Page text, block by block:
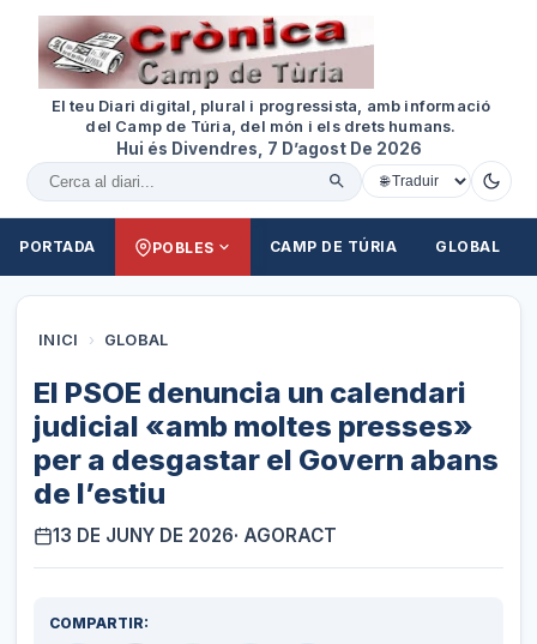
El teu Diari digital, plural i progressista, amb informació
del Camp de Túria, del món i els drets humans.
Hui és Divendres, 7 D’agost De 2026
Cercar al diari
PORTADA POBLES CAMP DE TÚRIA GLOBAL
INICI › GLOBAL
El PSOE denuncia un calendari
judicial «amb moltes presses»
per a desgastar el Govern abans
de l’estiu
13 DE JUNY DE 2026· AGORACT
COMPARTIR: